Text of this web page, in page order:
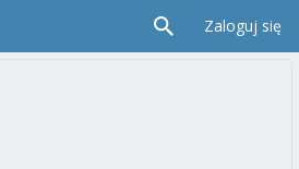
Zaloguj się